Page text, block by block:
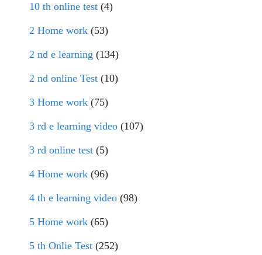
10 th online test (4)
2 Home work (53)
2 nd e learning (134)
2 nd online Test (10)
3 Home work (75)
3 rd e learning video (107)
3 rd online test (5)
4 Home work (96)
4 th e learning video (98)
5 Home work (65)
5 th Onlie Test (252)